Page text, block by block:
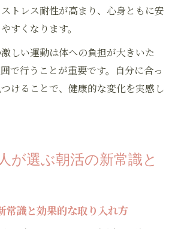
トレス耐性が高まり、心身ともに安
すくなります。
しい運動は体への負担が大きいた
で行うことが重要です。自分に合っ
けることで、健康的な変化を実感し
が選ぶ朝活の新常識と
常識と効果的な取り入れ方